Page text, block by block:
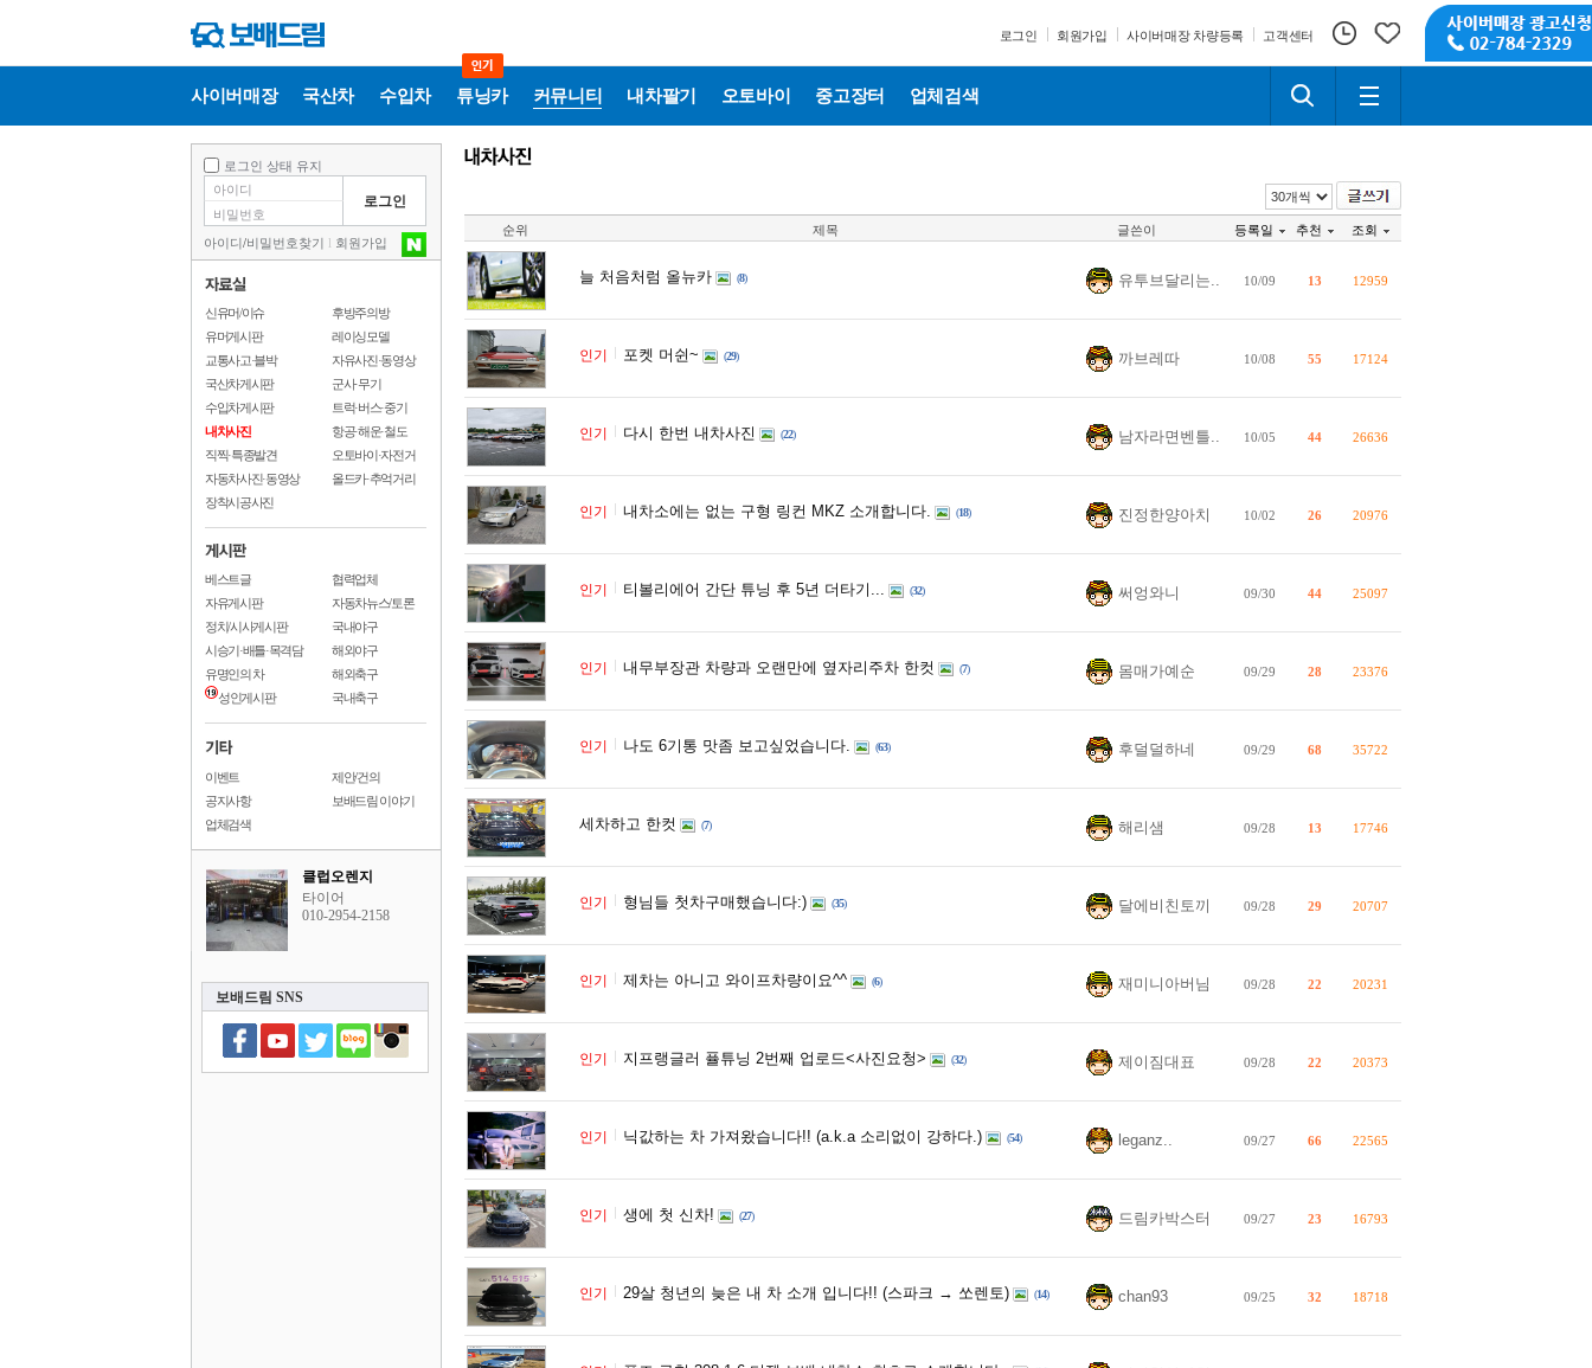
로그인 회원가입 사이버매장 차량등록 고객센터
사이버매장 국산차 수입차 튜닝카 커뮤니티 내차팔기 오토바이 중고장터 업체검색
로그인 상태 유지
아이디/비밀번호찾기 l 회원가입
신유머/이슈
유머게시판
교통사고·블박
국산차게시판
수입차게시판
내차사진
직찍·특종발견
자동차사진·동영상
장착시공사진
후방주의방
레이싱모델
자유사진·동영상
군사·무기
트럭·버스·중기
항공·해운·철도
오토바이·자전거
올드카·추억거리
베스트글
자유게시판
정치/시사게시판
시승기·배틀·목격담
유명인의 차
성인게시판
협력업체
자동차뉴스/토론
국내야구
해외야구
해외축구
국내축구
이벤트
공지사항
업체검색
제안/건의
보배드림 이야기
클럽오렌지
타이어
010-2954-2158
보배드림 SNS
순위 제목 글쓴이 등록일 추천 조회
늘 처음처럼 올뉴카 (8) 유투브달리는.. 10/09 13 12959
인기 포켓 머쉰~ (29) 까브레따 10/08 55 17124
인기 다시 한번 내차사진 (22) 남자라면벤틀.. 10/05 44 26636
인기 내차소에는 없는 구형 링컨 MKZ 소개합니다. (18) 진정한양아치 10/02 26 20976
인기 티볼리에어 간단 튜닝 후 5년 더타기... (32) 써엉와니 09/30 44 25097
인기 내무부장관 차량과 오랜만에 옆자리주차 한컷 (7) 몸매가예순 09/29 28 23376
인기 나도 6기통 맛좀 보고싶었습니다. (63) 후덜덜하네 09/29 68 35722
세차하고 한컷 (7) 해리샘 09/28 13 17746
인기 형님들 첫차구매했습니다:) (35) 달에비친토끼 09/28 29 20707
인기 제차는 아니고 와이프차량이요^^ (6) 재미니아버님 09/28 22 20231
인기 지프랭글러 퓰튜닝 2번째 업로드<사진요청> (32) 제이짐대표 09/28 22 20373
인기 닉값하는 차 가져왔습니다!! (a.k.a 소리없이 강하다.) (54) leganz.. 09/27 66 22565
인기 생에 첫 신차! (27) 드림카박스터 09/27 23 16793
인기 29살 청년의 늦은 내 차 소개 입니다!! (스파크 → 쏘렌토) (14) chan93 09/25 32 18718